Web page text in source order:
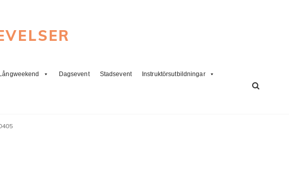
Långweekend Dagsevent Stadsevent Instruktörsutbildningar